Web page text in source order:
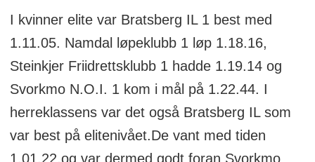
I kvinner elite var Bratsberg IL 1 best med
1.11.05. Namdal løpeklubb 1 løp 1.18.16,
Steinkjer Friidrettsklubb 1 hadde 1.19.14 og
Svorkmo N.O.I. 1 kom i mål på 1.22.44. I
herreklassens var det også Bratsberg IL som
var best på elitenivået.De vant med tiden
1.01.22,og var dermed godt foran Svorkmo